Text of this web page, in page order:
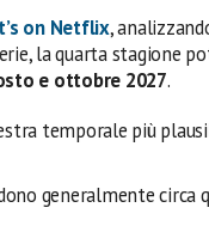
on Netflix,
la quarta stagione
e ottobre 2027.
temporale più
generalmente circa